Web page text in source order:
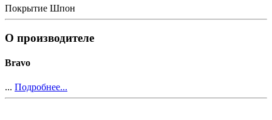
Покрытие Шпон
О производителе
Bravo
... Подробнее...